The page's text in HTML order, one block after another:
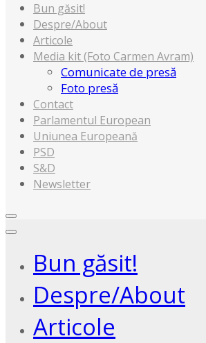
Bun găsit!
Despre/About
Articole
Media kit (Foto Carmen Avram)
Comunicate de presă
Foto presă
Contact
Parlamentul European
Uniunea Europeană
PSD
S&D
Newsletter
Bun găsit!
Despre/About
Articole